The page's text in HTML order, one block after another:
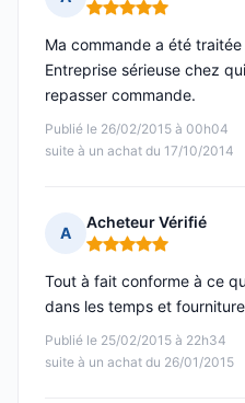
Note : 5 sur 5
Publié le 26/02/2015 à 00h04
suite à un achat du 17/10/2014
Ma commande a été
Entreprise sérieuse chez
repasser commande.
A
Acheteur Vérifié
Note : 5 sur 5
Publié le 25/02/2015 à 22h34
suite à un achat du 26/01/2015
Tout à fait conforme à ce
dans les temps et